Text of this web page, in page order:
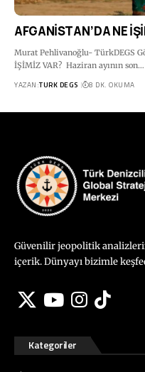
AFGANİSTAN’DA NE
Murat Pehlivanoğlu- TürkDEGS
İŞİMİZ VAR? Haziran ayının son…
YAZAN:TURK DEGS 8 DK. OKUMA
Güvenilir jeopolitik
içerik. Dünyayı bizimle
Kategoriler